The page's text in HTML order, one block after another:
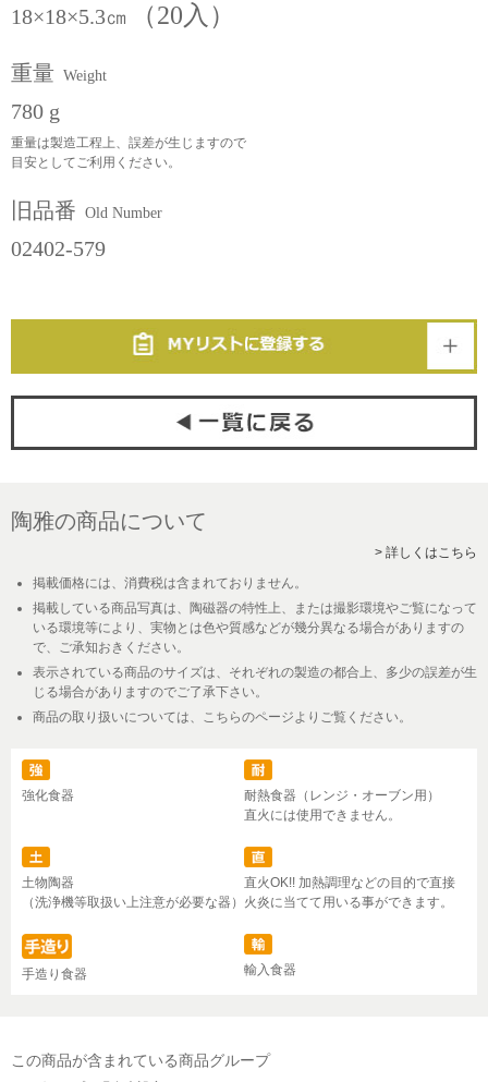
18×18×5.3㎝ （20入）
重量 Weight
780 g
重量は製造工程上、誤差が生じますので
目安としてご利用ください。
旧品番 Old Number
02402-579
陶雅の商品について
> 詳しくはこちら
掲載価格には、消費税は含まれておりません。
掲載している商品写真は、陶磁器の特性上、または撮影環境やご覧になって
いる環境等により、実物とは色や質感などが幾分異なる場合がありますの
で、ご承知おきください。
表示されている商品のサイズは、それぞれの製造の都合上、多少の誤差が生
じる場合がありますのでご了承下さい。
商品の取り扱いについては、こちらのページよりご覧ください。
強化食器
耐熱食器（レンジ・オーブン用）
直火には使用できません。
土物陶器
（洗浄機等取扱い上注意が必要な器）
直火OK!! 加熱調理などの目的で直接
火炎に当てて用いる事ができます。
手造り食器 輸入食器
この商品が含まれている商品グループ